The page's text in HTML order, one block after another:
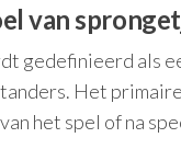
van
gedefinieerd als
Het
het spel of na